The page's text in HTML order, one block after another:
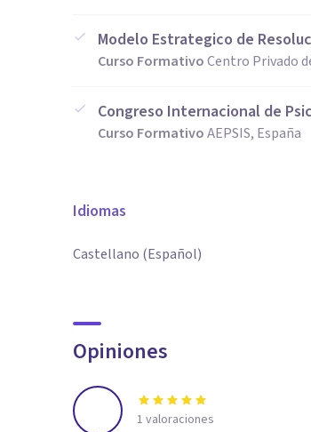
Modelo Estrategico de
Curso FormativoCentro Privado
Congreso Internacional de
Curso FormativoAEPSIS, España
Idiomas
Castellano (Español)
Opiniones
1 valoraciones